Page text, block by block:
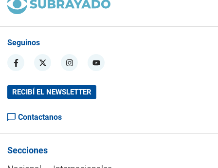
Seguinos
RECIBÍ EL NEWSLETTER
Contactanos
Secciones